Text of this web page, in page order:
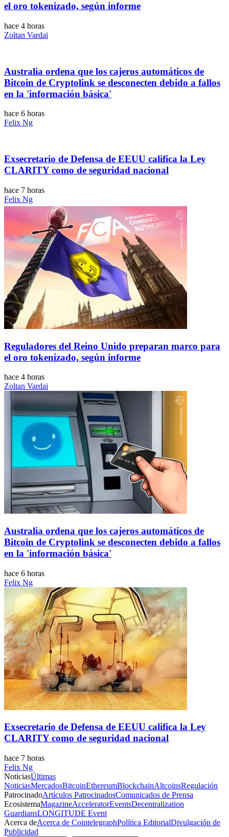
el oro tokenizado, según informe
hace 4 horas
Zoltan Vardai
Australia ordena que los cajeros automáticos de
Bitcoin de Cryptolink se desconecten debido a fallos
en la 'información básica'
hace 6 horas
Felix Ng
Exsecretario de Defensa de EEUU califica la Ley
CLARITY como de seguridad nacional
hace 7 horas
Felix Ng
Reguladores del Reino Unido preparan marco para
el oro tokenizado, según informe
hace 4 horas
Zoltan Vardai
Australia ordena que los cajeros automáticos de
Bitcoin de Cryptolink se desconecten debido a fallos
en la 'información básica'
hace 6 horas
Felix Ng
Exsecretario de Defensa de EEUU califica la Ley
CLARITY como de seguridad nacional
hace 7 horas
Felix Ng
NoticiasÚltimas
NoticiasMercadosBitcoinEthereumBlockchainAltcoinsRegulación
PatrocinadoArtículos PatrocinadosComunicados de Prensa
EcosistemaMagazineAcceleratorEventsDecentralization
GuardiansLONGITUDE Event
Acerca deAcerca de CointelegraphPolítica EditorialDivulgación de
Publicidad